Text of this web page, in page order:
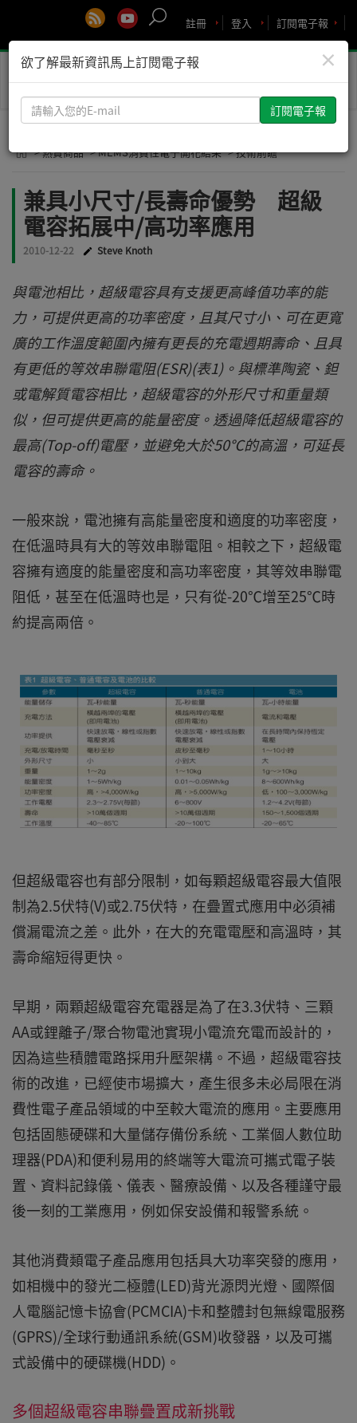
訂閱電子報
登入
註冊
Toggle
> 熱賣商品 > MEMS消費性電子開花結果 > 技術前瞻
兼具小尺寸/長壽命優勢 超級
電容拓展中/高功率應用
2010-12-22 Steve Knoth
與電池相比，超級電容具有支援更高峰值功率的能
力，可提供更高的功率密度，且其尺寸小、可在更寬
廣的工作溫度範圍內擁有更長的充電週期壽命、且具
有更低的等效串聯電阻(ESR)(表1)。與標準陶瓷、鉭
或電解質電容相比，超級電容的外形尺寸和重量類
似，但可提供更高的能量密度。透過降低超級電容的
最高(Top-off)電壓，並避免大於50℃的高溫，可延長
電容的壽命。
一般來說，電池擁有高能量密度和適度的功率密度，
在低溫時具有大的等效串聯電阻。相較之下，超級電
容擁有適度的能量密度和高功率密度，其等效串聯電
阻低，甚至在低溫時也是，只有從-20℃增至25℃時
約提高兩倍。
但超級電容也有部分限制，如每顆超級電容最大值限
制為2.5伏特(V)或2.75伏特，在疊置式應用中必須補
償漏電流之差。此外，在大的充電電壓和高溫時，其
壽命縮短得更快。
早期，兩顆超級電容充電器是為了在3.3伏特、三顆
AA或鋰離子/聚合物電池實現小電流充電而設計的，
因為這些積體電路採用升壓架構。不過，超級電容技
術的改進，已經使市場擴大，產生很多未必局限在消
費性電子產品領域的中至較大電流的應用。主要應用
包括固態硬碟和大量儲存備份系統、工業個人數位助
理器(PDA)和便利易用的終端等大電流可攜式電子裝
置、資料記錄儀、儀表、醫療設備、以及各種謹守最
後一刻的工業應用，例如保安設備和報警系統。
其他消費類電子產品應用包括具大功率突發的應用，
如相機中的發光二極體(LED)背光源閃光燈、國際個
人電腦記憶卡協會(PCMCIA)卡和整體封包無線電服務
(GPRS)/全球行動通訊系統(GSM)收發器，以及可攜
式設備中的硬碟機(HDD)。
多個超級電容串聯疊置成新挑戰
×
欲了解最新資訊馬上訂閱電子報
請
輸
您
E-
mail